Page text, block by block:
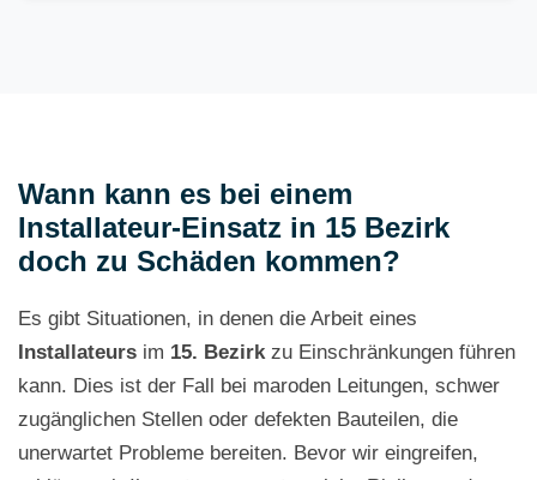
Wann kann es bei einem
Installateur-Einsatz in 15 Bezirk
doch zu Schäden kommen?
Es gibt Situationen, in denen die Arbeit eines
Installateurs im 15. Bezirkzu Einschränkungen führen
kann. Dies ist der Fall bei maroden Leitungen, schwer
zugänglichen Stellen oder defekten Bauteilen, die
unerwartet Probleme bereiten. Bevor wir eingreifen,